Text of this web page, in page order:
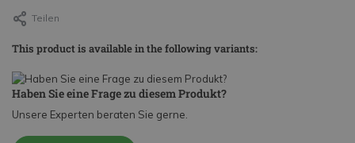
Teilen
This product is available in the following variants:
Haben Sie eine Frage zu diesem Produkt?
Unsere Experten beraten Sie gerne.